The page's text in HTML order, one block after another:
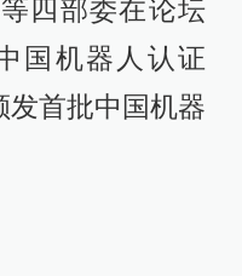
四部委在论坛
国机器人认证
发首批中国机器